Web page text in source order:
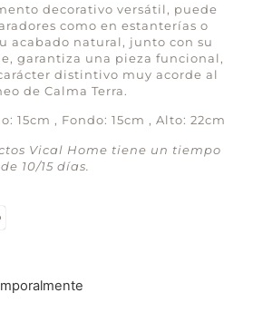
decorativo versátil, puede
como en estanterías o
acabado natural, junto con su
garantiza una pieza funcional,
distintivo muy acorde al
de Calma Terra.
15cm , Fondo: 15cm , Alto: 22cm
Vical Home tiene un tiempo
10/15 días.